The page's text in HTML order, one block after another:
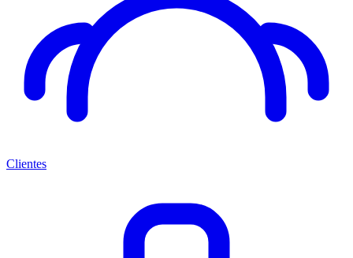
Clientes